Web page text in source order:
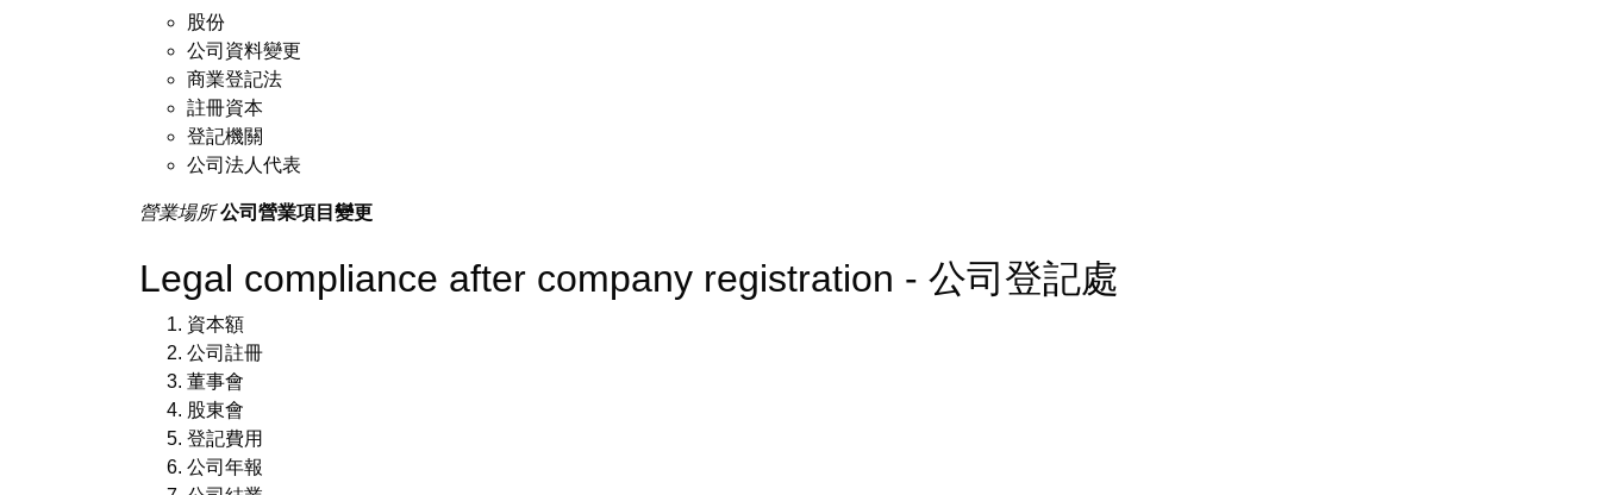
股份
公司資料變更
商業登記法
註冊資本
登記機關
公司法人代表
營業場所 公司營業項目變更
Legal compliance after company registration - 公司登記處
資本額
公司註冊
董事會
股東會
登記費用
公司年報